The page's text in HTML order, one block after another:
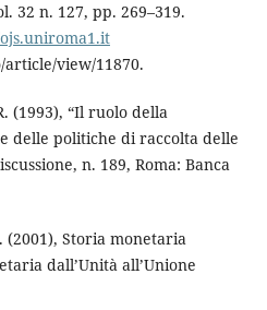
32 n. 127, pp. 269–319.
view/11870.
(1993), “Il ruolo della
delle politiche di raccolta delle
n. 189, Roma: Banca
(2001), Storia monetaria
dall’Unità all’Unione